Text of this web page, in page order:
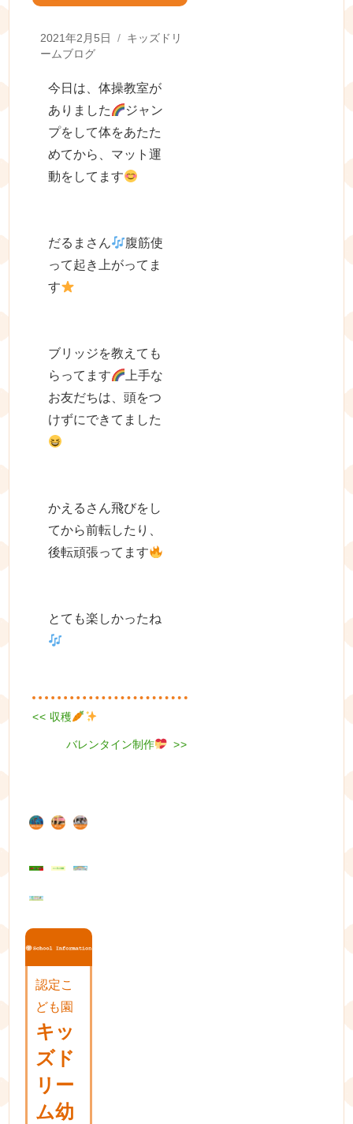
Posted
on
2021年2月5日 Categories
キッズドリ
ームブログ
今日は、体操教室が
ありました
ジャン
プをして体をあたた
めてから、マット運
動をしてます
だるまさん
腹筋使
って起き上がってま
す
ブリッジを教えても
らってます
上手な
お友だちは、頭をつ
けずにできてました
かえるさん飛びをし
てから前転したり、
後転頑張ってます
とても楽しかったね
投
稿
ゲ
ー
ョ
Previous
<< 収穫
Next
バレンタイン制作 >>
認定こ
ども園
キッ
ズド
リー
ム幼